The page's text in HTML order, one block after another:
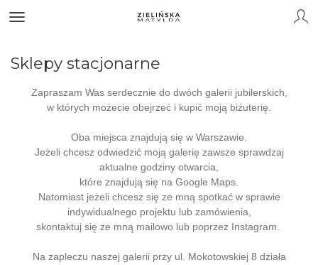
Sklepy stacjonarne
Zapraszam Was serdecznie do dwóch galerii jubilerskich,
w których możecie obejrzeć i kupić moją biżuterię.
Oba miejsca znajdują się w Warszawie.
Jeżeli chcesz odwiedzić moją galerię zawsze sprawdzaj
aktualne godziny otwarcia,
które znajdują się na Google Maps.
Natomiast jeżeli chcesz się ze mną spotkać w sprawie
indywidualnego projektu lub zamówienia,
skontaktuj się ze mną mailowo lub poprzez Instagram.
Na zapleczu naszej galerii przy ul. Mokotowskiej 8 działa